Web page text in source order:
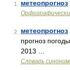
1 метеопрогноз
2 метеопрогноз
прогноз
2013 …
Словарь